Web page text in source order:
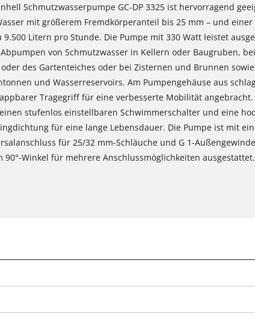
Schmutzwasserpumpe GC-DP 3325 ist hervorragend
mit größerem Fremdkörperanteil bis 25 mm – und
9.500 Litern pro Stunde. Die Pumpe mit 330 Watt leistet
von Schmutzwasser in Kellern oder Baugruben,
oder des Gartenteiches oder bei Zisternen und Brunnen
und Wasserreservoirs. Am Pumpengehäuse aus
Tragegriff für eine verbesserte Mobilität angebracht.
stufenlos einstellbaren Schwimmerschalter und eine
für eine lange Lebensdauer. Die Pumpe ist mit
für 25/32 mm-Schläuche und G 1-
90°-Winkel für mehrere Anschlussmöglichkeiten ausgestattet.